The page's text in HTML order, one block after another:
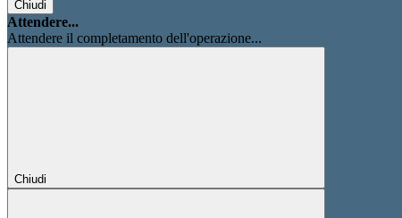
Chiudi
Attendere...
Attendere il completamento dell'operazione...
Chiudi